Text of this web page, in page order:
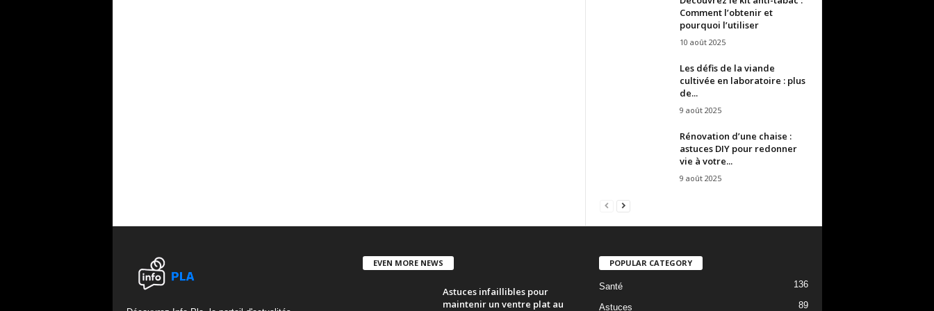
Comment l’obtenir et
pourquoi l’utiliser
10 août 2025
Les défis de la viande
cultivée en laboratoire : plus
de...
9 août 2025
Rénovation d’une chaise :
astuces DIY pour redonner
vie à votre...
9 août 2025
EVEN MORE NEWS
Astuces infaillibles pour
maintenir un ventre plat au
POPULAR CATEGORY
Santé 136
Astuces 89